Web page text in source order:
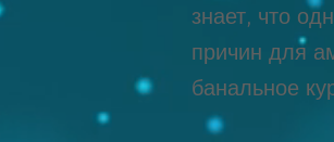
знает, что
причин для
банальное